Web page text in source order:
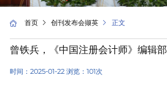
首页 创刊发布会撷英 正文
曾铁兵，《中国注册会计师》编辑部
时间：2025-01-22 浏览： 101次